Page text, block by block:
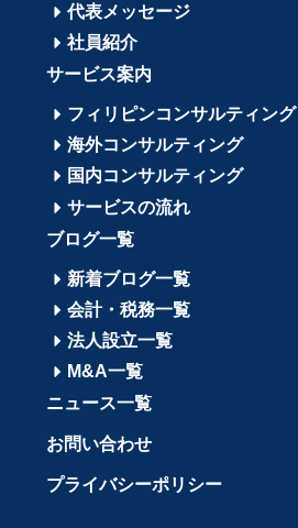
代表メッセージ
社員紹介
サービス案内
フィリピンコンサルティング
海外コンサルティング
国内コンサルティング
サービスの流れ
ブログ一覧
新着ブログ一覧
会計・税務一覧
法人設立一覧
M&A一覧
ニュース一覧
お問い合わせ
プライバシーポリシー